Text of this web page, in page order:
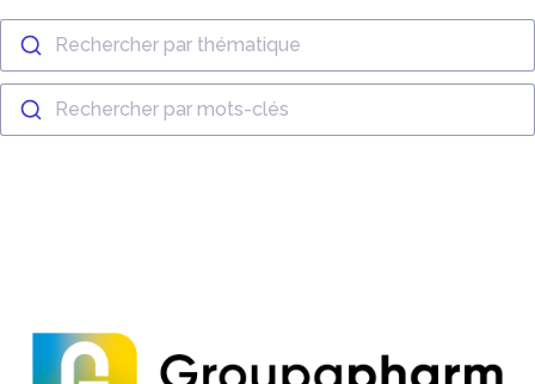
Rechercher par thématique
Rechercher par mots-clés